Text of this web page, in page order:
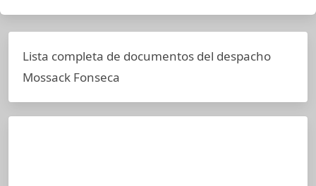
Lista completa de documentos del despacho
Mossack Fonseca